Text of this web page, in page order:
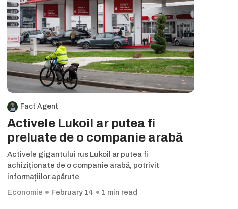
Fact Agent
Activele Lukoil ar putea fi
preluate de o companie arabă
Activele gigantului rus Lukoil ar putea fi
achiziționate de o companie arabă, potrivit
informațiilor apărute
Economie
February 14 1 min read